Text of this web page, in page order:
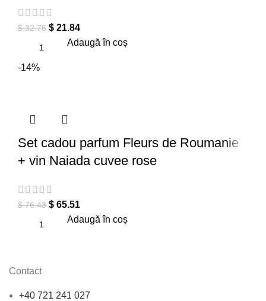
$32.76 $ 21.84
Adaugă în coș
-14%
Set cadou parfum Fleurs de Roumanie
+ vin Naiada cuvee rose
$76.43 $ 65.51
Adaugă în coș
Contact
+40 721 241 027